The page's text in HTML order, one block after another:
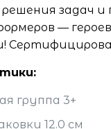
задач
—
группа 3+
12.0 см